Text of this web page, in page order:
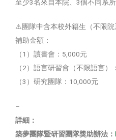
至少3名來自本院、3個不同系
⚠️團隊中含本校外籍生（不限院
補助金額：
（1）讀書會：5,000元
（2）語言研習會（不限語言）
（3）研究團隊：10,000元
–
詳細：
築夢團隊暨研習團隊獎助辦法：